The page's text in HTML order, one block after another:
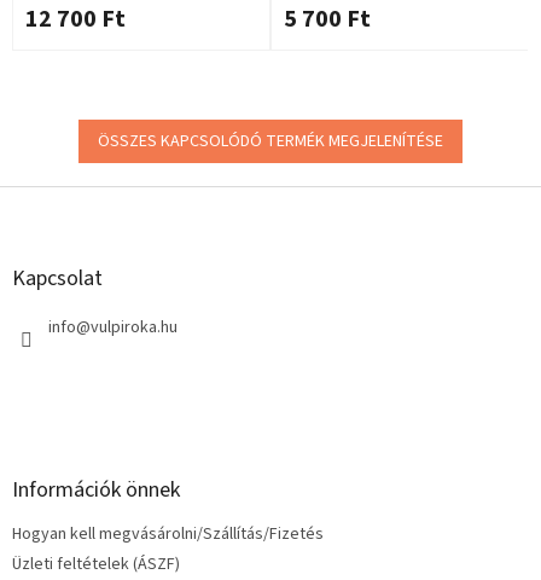
12 700 Ft 5 700 Ft
ÖSSZES KAPCSOLÓDÓ TERMÉK MEGJELENÍTÉSE
L
Kapcsolat
info@vulpiroka.hu
Információk önnek
Hogyan kell megvásárolni/Szállítás/Fizetés
Üzleti feltételek (ÁSZF)